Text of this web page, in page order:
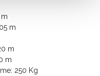
m
m
m
m
250 Kg